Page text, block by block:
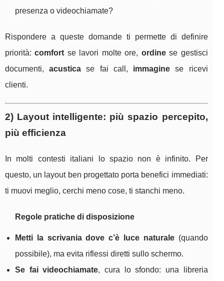
presenza o videochiamate?
Rispondere a queste domande ti permette di definire
priorità:comfort se lavori molte ore, ordinese gestisci
documenti,acustica se fai call, immagine se ricevi
clienti.
2) Layout intelligente: più spazio percepito,
più efficienza
In molti contesti italiani lo spazio non è infinito. Per
questo, un layout ben progettato porta benefici immediati:
ti muovi meglio, cerchi meno cose, ti stanchi meno.
Regole pratiche di disposizione
Metti la scrivania dove c’è luce naturale(quando
possibile), ma evita riflessi diretti sullo schermo.
Se fai videochiamate, cura lo sfondo: una libreria